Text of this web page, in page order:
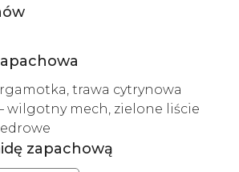
trawa cytrynowa
wilgotny mech, zielone liście
zapachową